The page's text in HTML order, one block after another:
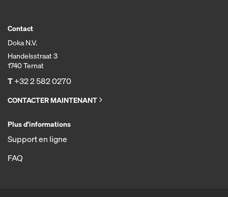
Contact
Doka N.V.
Handelsstraat 3
1740 Ternat
T+32 2 582 0270
CONTACTER MAINTENANT
Plus d'informations
Support en ligne
FAQ